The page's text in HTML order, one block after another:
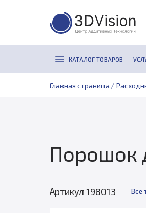
КАТАЛОГ ТОВАРОВ
Главная страница /
Порошок
Артикул 198013 Все